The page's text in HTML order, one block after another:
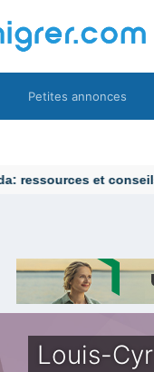
Petites annonces
Louis-Cyr